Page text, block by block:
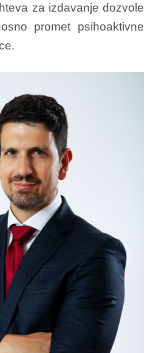
za izdavanje dozvole
promet psihoaktivne